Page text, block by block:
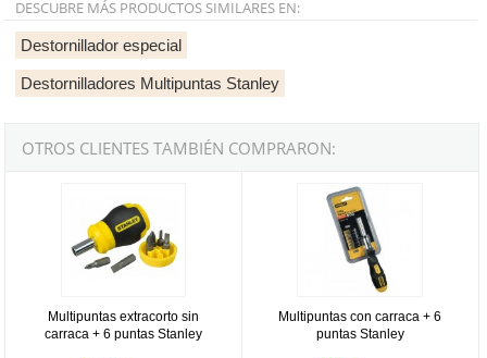
DESCUBRE MÁS PRODUCTOS SIMILARES EN:
Destornillador especial
Destornilladores Multipuntas Stanley
OTROS CLIENTES TAMBIÉN COMPRARON:
Multipuntas extracorto sin
carraca + 6 puntas Stanley
Multipuntas extracorto sin carraca + 6 puntas Stanley
Multipuntas con carraca + 6
puntas Stanley
Multipuntas con carraca + 6